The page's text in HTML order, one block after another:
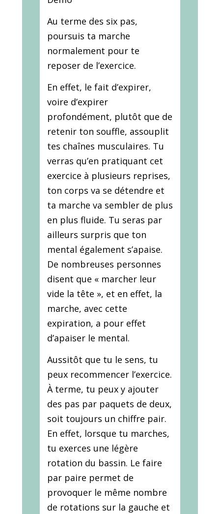
Au terme des six pas,
poursuis ta marche
normalement pour te
reposer de l’exercice.
En effet, le fait d’expirer,
voire d’expirer
profondément, plutôt que de
retenir ton souffle, assouplit
tes chaînes musculaires. Tu
verras qu’en pratiquant cet
exercice à plusieurs reprises,
ton corps va se détendre et
ta marche va sembler de plus
en plus fluide. Tu seras par
ailleurs surpris que ton
mental également s’apaise.
De nombreuses personnes
disent que « marcher leur
vide la tête », et en effet, la
marche, avec cette
expiration, a pour effet
d’apaiser le mental.
Aussitôt que tu le sens, tu
peux recommencer l’exercice.
À terme, tu peux y ajouter
des pas par paquets de deux,
soit toujours un chiffre pair.
En effet, lorsque tu marches,
tu exerces une légère
rotation du bassin. Le faire
par paire permet de
provoquer le même nombre
de rotations sur la gauche et